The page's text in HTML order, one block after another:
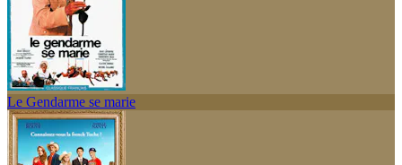
Le Gendarme se marie